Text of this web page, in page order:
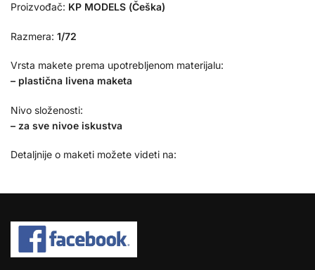
Proizvođač: KP MODELS (Češka)
Razmera: 1/72
Vrsta makete prema upotrebljenom materijalu:
– plastična livena maketa
Nivo složenosti:
– za sve nivoe iskustva
Detaljnije o maketi možete videti na: